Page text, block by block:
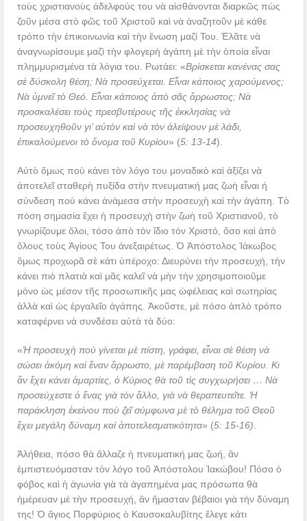
τοὺς χριστιανοὺς ἀδελφούς του νὰ αἰσθάνονται διαρκῶς πὼς
ζοῦν μέσα στὸ φῶς τοῦ Χριστοῦ καὶ νὰ ἀναζητοῦν μὲ κάθε
τρόπο τὴν ἐπικοινωνία καὶ τὴν ἕνωση μαζί Του. Ἐλᾶτε νὰ
ἀναγνωρίσουμε μαζὶ τὴν φλογερὴ ἀγάπη μὲ τὴν ὁποία εἶναι
πλημμυρισμένα τὰ λόγια του. Ρωτάει: «Βρίσκεται κανένας σας
σὲ δύσκολη θέση; Νὰ προσεύχεται. Εἶναι κάποιος χαρούμενος;
Νὰ ὑμνεῖ τὸ Θεό. Εἶναι κάποιος ἀπὸ σᾶς ἄρρωστος; Νὰ
προσκαλέσει τοὺς πρεσβυτέρους τῆς ἐκκλησίας νὰ
προσευχηθοῦν γι’ αὐτὸν καὶ νὰ τὸν ἀλείψουν μὲ λάδι,
ἐπικαλούμενοι τὸ ὄνομα τοῦ Κυρίου» (5: 13-14).
Αὐτὸ ὅμως ποὺ κάνει τὸν λόγο του μοναδικὸ καὶ ἀξίζει νὰ
ἀποτελεῖ σταθερὴ πυξίδα στὴν πνευματική μας ζωὴ εἶναι ἡ
σύνδεση ποὺ κάνει ἀνάμεσα στὴν προσευχὴ καὶ τὴν ἀγάπη. Τὸ
πόση σημασία ἔχει ἡ προσευχὴ στὴν ζωὴ τοῦ Χριστιανοῦ, τὸ
γνωρίζουμε ὅλοι, τόσο ἀπὸ τὸν ἴδιο τόν Χριστό, ὅσο καὶ ἀπὸ
ὅλους τοὺς Ἁγίους Του ἀνεξαιρέτως. Ὁ Ἀπόστολος Ἰάκωβος
ὅμως προχωρᾶ σὲ κάτι ὑπέροχο: Διευρύνει τὴν προσευχή, τὴν
κάνει πιὸ πλατιὰ καὶ μᾶς καλεῖ νὰ μὴν τὴν χρησιμοποιοῦμε
μόνο ὡς μέσον τῆς προσωπικῆς μας ὠφέλειας καὶ σωτηρίας
ἀλλὰ καὶ ὡς ἐργαλεῖο ἀγάπης. Ἀκοῦστε, μὲ πόσο ἁπλὸ τρόπο
καταφέρνει νὰ συνδέσει αὐτὰ τὰ δύο:
«Ἡ προσευχὴ ποὺ γίνεται μὲ πίστη, γράφει, εἶναι σὲ θέση νὰ
σώσει ἀκόμη καὶ ἕναν ἄρρωστο, μὲ παρέμβαση τοῦ Κυρίου. Κι
ἂν ἔχει κάνει ἁμαρτίες, ὁ Κύριος θὰ τοῦ τὶς συγχωρήσει … Νὰ
προσεύχεστε ὁ ἕνας γιὰ τὸν ἄλλο, γιὰ νὰ θεραπευτεῖτε. Ἡ
παράκληση ἐκείνου ποὺ ζεῖ σύμφωνα μὲ τὸ θέλημα τοῦ Θεοῦ
ἔχει μεγάλη δύναμη καὶ ἀποτελεσματικότητα» (5: 15-16)
Ἀλήθεια, πόσο θὰ ἄλλαζε ἡ πνευματική μας ζωή, ἂν
ἐμπιστευόμασταν τὸν λόγο τοῦ Ἀπόστολου Ἰακώβου! Πόσο ὁ
φόβος καὶ ἡ ἀγωνία γιὰ τὰ ἀγαπημένα μας πρόσωπα θὰ
ἡμέρευαν μὲ τὴν προσευχή, ἂν ἤμασταν βέβαιοι γιὰ τὴν δύναμη
της! Ὁ ἅγιος Πορφύριος ὁ Καυσοκαλυβίτης ἔλεγε κάτι